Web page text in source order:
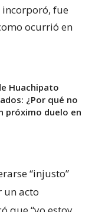
incorporó, fue
ocurrió en
Huachipato
¿Por qué no
próximo duelo en
“injusto”
un acto